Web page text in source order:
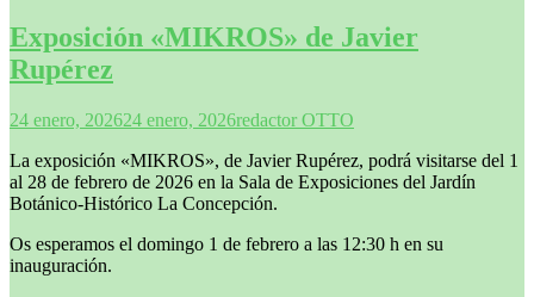
Exposición «MIKROS» de Javier
Rupérez
24 enero, 202624 enero, 2026redactor OTTO
La exposición «MIKROS», de Javier Rupérez, podrá visitarse del 1
al 28 de febrero de 2026 en la Sala de Exposiciones del Jardín
Botánico-Histórico La Concepción.
Os esperamos el domingo 1 de febrero a las 12:30 h en su
inauguración.